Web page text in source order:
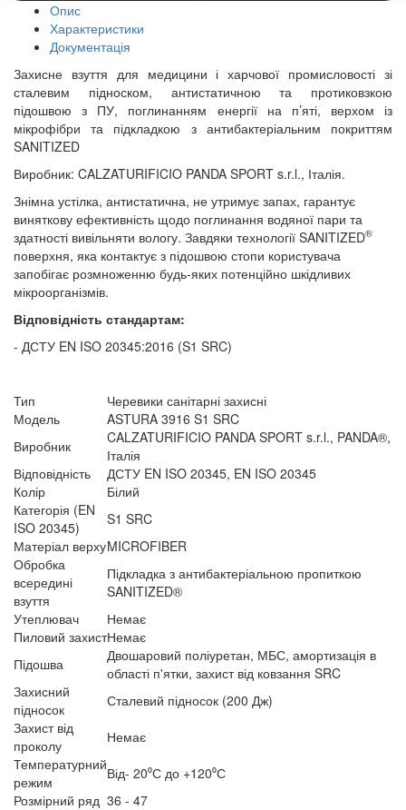
Опис
Характеристики
Документація
Захисне взуття для медицини і харчової промисловості зі
сталевим підноском, антистатичною та протиковзкою
підошвою з ПУ, поглинанням енергії на п’яті, верхом із
мікрофібри та підкладкою з антибактеріальним покриттям
SANITIZED
Виробник: CALZATURIFICIO PANDA SPORT s.r.l., Італія.
Знімна устілка, антистатична, не утримує запах, гарантує
виняткову ефективність щодо поглинання водяної пари та
здатності вивільняти вологу. Завдяки технології SANITIZED®
поверхня, яка контактує з підошвою стопи користувача
запобігає розмноженню будь-яких потенційно шкідливих
мікроорганізмів.
Відповідність стандартам:
- ДСТУ EN ISO 20345:2016 (S1 SRC)
Тип
Черевики санітарні захисні
Модель
ASTURA 3916 S1 SRC
Виробник
CALZATURIFICIO PANDA SPORT s.r.l., PANDA®,
Італія
Відповідність
ДСТУ EN ISO 20345, EN ISO 20345
Колір
Білий
Категорія (EN
ISO 20345)
S1 SRC
Матеріал верхуMICROFIBER
Обробка
всередині
взуття
Підкладка з антибактеріальною пропиткою
SANITIZED®
Утеплювач
Немає
Пиловий захистНемає
Підошва
Двошаровий поліуретан, МБС, амортизація в
області п'ятки, захист від ковзання SRC
Захисний
підносок
Сталевий підносок (200 Дж)
Захист від
проколу
Немає
Температурний
режим
Від- 20⁰С до +120⁰С
Розмірний ряд 36 - 47